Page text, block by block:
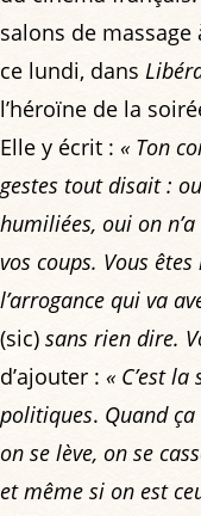
salons de massage
ce lundi, dans
l’héroïne de la
Elle y écrit : « Ton
gestes tout disait :
humiliées, oui on
vos coups. Vous
l’arrogance qui va
(sic) sans rien dire.
d’ajouter : « C’est
politiques. Quand
on se lève, on se
et même si on est